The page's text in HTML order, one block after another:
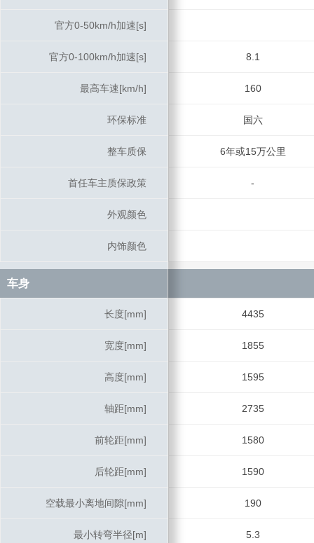
官方0-50km/h加速[s]
官方0-100km/h加速[s] 8.1
最高车速[km/h] 160
环保标准 国六
整车质保 6年或15万公里
首任车主质保政策 -
外观颜色
内饰颜色
车身
长度[mm] 4435
宽度[mm] 1855
高度[mm] 1595
轴距[mm] 2735
前轮距[mm] 1580
后轮距[mm] 1590
空载最小离地间隙[mm] 190
最小转弯半径[m] 5.3
官方0-50km/h加速[s]
官方0-100km/h加速[s]
最高车速[km/h]
环保标准
整车质保
首任车主质保政策
外观颜色
内饰颜色
车身
长度[mm]
宽度[mm]
高度[mm]
轴距[mm]
前轮距[mm]
后轮距[mm]
空载最小离地间隙[mm]
最小转弯半径[m]